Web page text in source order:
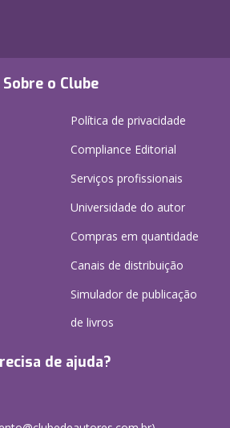
Sobre o Clube
Política de privacidade
Compliance Editorial
Serviços profissionais
Universidade do autor
Compras em quantidade
Canais de distribuição
Simulador de publicação
de livros
de ajuda?